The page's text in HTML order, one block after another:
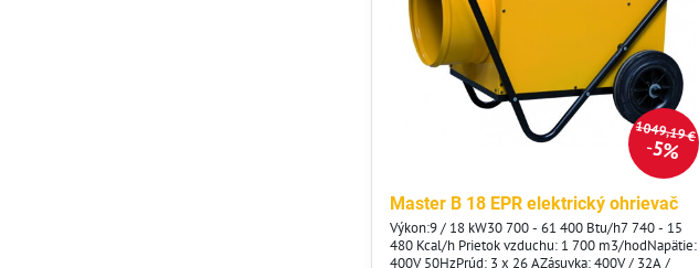
1049,19 €
5%
Master B 18 EPR elektrický ohrievač
Výkon:9 / 18 kW30 700 - 61 400 Btu/h7 740 - 15
480 Kcal/h Prietok vzduchu: 1 700 m3/hodNapätie:
400V 50HzPrúd: 3 x 26 AZásuvka: 400V / 32A /